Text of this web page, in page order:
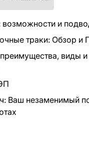
и
траки: Обзор и
виды и
Ваш незаменимый